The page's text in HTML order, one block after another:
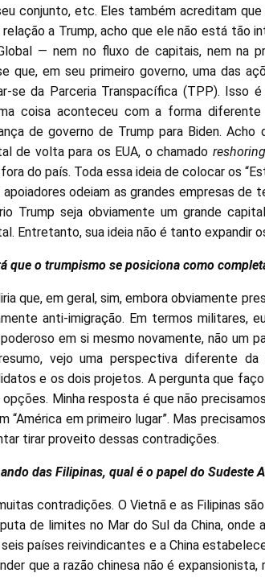
conjunto, etc. Eles também acreditam
relação a Trump, acho que ele não está tão
— nem no fluxo de capitais, nem na
que, em seu primeiro governo, uma das
se da Parceria Transpacífica (TPP). Isso
coisa aconteceu com a forma
de governo de Trump para Biden.
de volta para os EUA, o chamado reshoring
do país. Toda essa ideia de colocar os
apoiadores odeiam as grandes empresas
Trump seja obviamente um grande
Entretanto, sua ideia não é tanto expandir
que o trumpismo se posiciona como
que, em geral, sim, embora obviamente
anti-imigração. Em termos militares,
em si mesmo novamente, não um
vejo uma perspectiva diferente
e os dois projetos. A pergunta que
opções. Minha resposta é que não
“América em primeiro lugar”. Mas
tirar proveito dessas contradições.
das Filipinas, qual é o papel do Sudeste
contradições. O Vietnã e as Filipinas
de limites no Mar do Sul da China, onde
países reivindicantes e a China
que a razão chinesa não é